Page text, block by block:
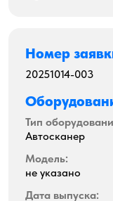
Номер
20251014-003
Тип
Автосканер
Модель:
не указано
Дата выпуска: